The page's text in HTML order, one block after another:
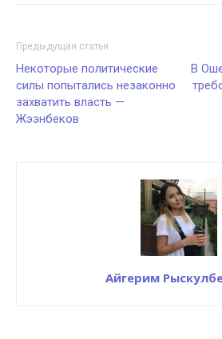
Предыдущая статья
Некоторые политические
силы попытались незаконно
захватить власть —
Жээнбеков
В
Айгерим